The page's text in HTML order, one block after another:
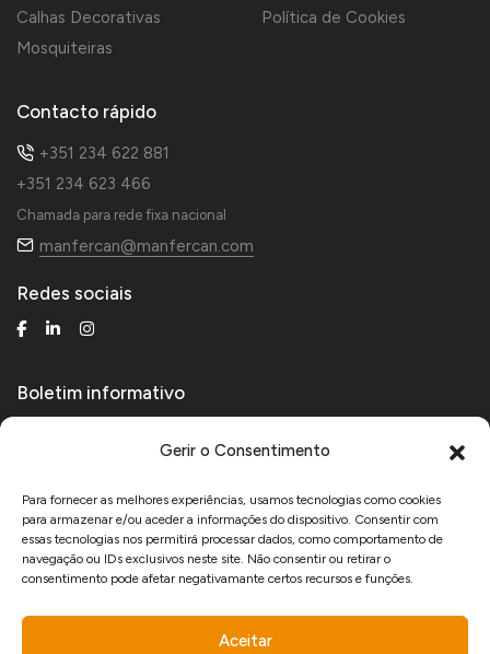
Gerir o Consentimento
Para fornecer as melhores experiências, usamos tecnologias como cookies
para armazenar e/ou aceder a informações do dispositivo. Consentir com
essas tecnologias nos permitirá processar dados, como comportamento de
navegação ou IDs exclusivos neste site. Não consentir ou retirar o
consentimento pode afetar negativamante certos recursos e funções.
Aceitar
Calhas Decorativas
Mosquiteiras
Política de Cookies
Contacto rápido
+351 234 622 881
+351 234 623 466
Chamada para rede fixa nacional
manfercan@manfercan.com
Redes sociais
Boletim informativo
Aceito receber comunicações de marketing da Manfercan e declaro que li e
aceito aPolítica de Privacidade.
www.recuperarportugal.gov.pt